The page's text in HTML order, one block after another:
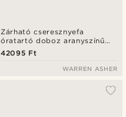
Zárható cseresznyefa
óratartó doboz aranyszínű
fémzárral - 12 órának
42095 Ft
WARREN ASHER